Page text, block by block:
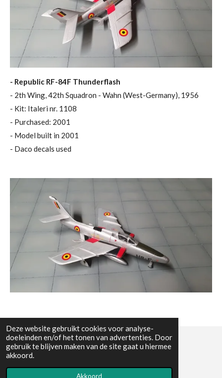
Deze website gebruikt cookies voor analyse-
doeleinden en/of het tonen van advertenties. Door
gebruik te blijven maken van de site gaat u hiermee
akkoord.
Akkoord
- Republic RF-84F Thunderflash
- 2th Wing, 42th Squadron - Wahn (West-Germany), 1956
- Kit: Italeri nr. 1108
- Purchased: 2001
- Model built in 2001
- Daco decals used
© All the pictures on this website are copywright protected